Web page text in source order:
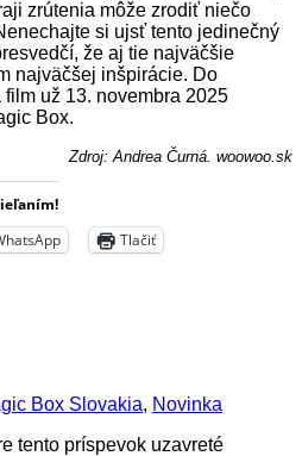
zrútenia môže zrodiť niečo
si ujsť tento jedinečný
že aj tie najväčšie
najväčšej inšpirácie. Do
už 13. novembra 2025
Box.
Zdroj: Andrea Čurná. woowoo.sk
Tlačiť
Box Slovakia, Novinka
tento príspevok uzavreté